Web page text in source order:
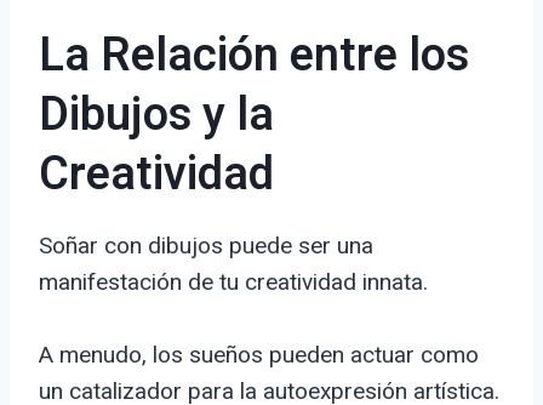
La Relación entre los
Dibujos y la
Creatividad
Soñar con dibujos puede ser una
manifestación de tu creatividad innata.
A menudo, los sueños pueden actuar como
un catalizador para la autoexpresión artística.